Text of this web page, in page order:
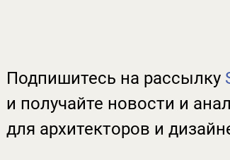
Подпишитесь на рассылку
и получайте новости и
для архитекторов и